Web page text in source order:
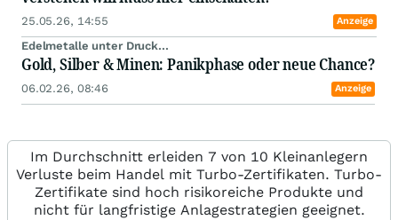
25.05.26, 14:55 Anzeige
Edelmetalle unter Druck...
Gold, Silber & Minen: Panikphase oder neue Chance?
06.02.26, 08:46 Anzeige
Im Durchschnitt erleiden 7 von 10 Kleinanlegern
Verluste beim Handel mit Turbo-Zertifikaten. Turbo-
Zertifikate sind hoch risikoreiche Produkte und
nicht für langfristige Anlagestrategien geeignet.